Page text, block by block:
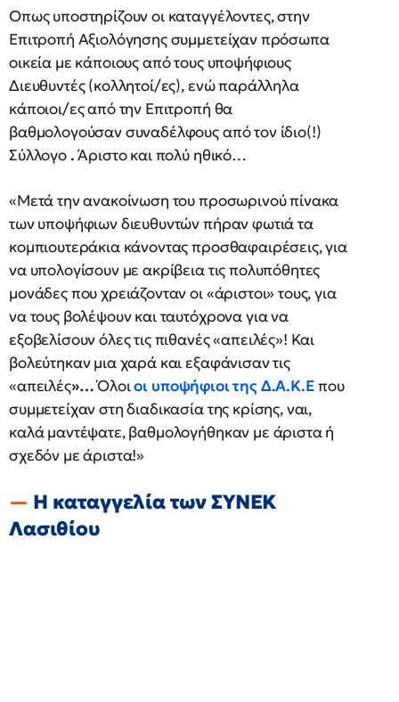
Οπως υποστηρίζουν οι καταγγέλοντες, στην
Επιτροπή Αξιολόγησης συμμετείχαν πρόσωπα
οικεία με κάποιους από τους υποψήφιους
Διευθυντές (κολλητοί/ες), ενώ παράλληλα
κάποιοι/ες από την Επιτροπή θα
βαθμολογούσαν συναδέλφους από τον ίδιο(!)
Σύλλογο.Άριστο και πολύ ηθικό…
«Μετά την ανακοίνωση του προσωρινού πίνακα
των υποψήφιων διευθυντών πήραν φωτιά τα
κομπιουτεράκια κάνοντας προσθαφαιρέσεις, για
να υπολογίσουν με ακρίβεια τις πολυπόθητες
μονάδες που χρειάζονταν οι «άριστοι» τους, για
να τους βολέψουν και ταυτόχρονα για να
εξοβελίσουν όλες τις πιθανές «απειλές»! Και
βολεύτηκαν μια χαρά και εξαφάνισαν τις
«απειλές»…Όλοιοι υποψήφιοι της Δ.Α.Κ.Επου
συμμετείχαν στη διαδικασία της κρίσης, ναι,
καλά μαντέψατε, βαθμολογήθηκαν με άριστα ή
σχεδόν με άριστα!»
Η καταγγελία των ΣΥΝΕΚ
Λασιθίου